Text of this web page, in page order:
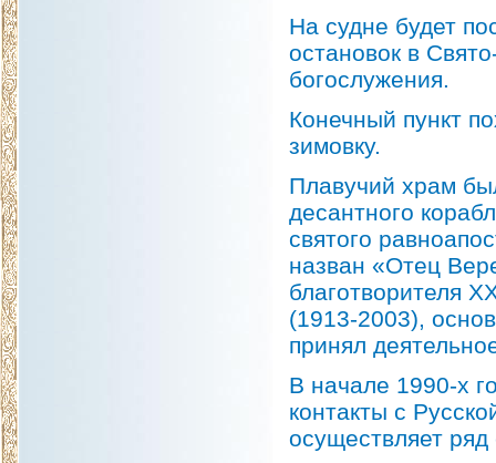
На судне будет
остановок в
богослужения.
Конечный пункт
зимовку.
Плавучий храм
десантного
святого
назван «Отец
благотворителя
(1913-2003),
принял
В начале 1990-х
контакты с
осуществляет